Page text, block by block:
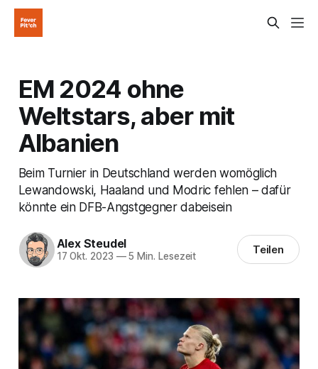
EM 2024 ohne
Weltstars, aber mit
Albanien
Beim Turnier in Deutschland werden womöglich
Lewandowski, Haaland und Modric fehlen – dafür
könnte ein DFB-Angstgegner dabeisein
Alex Steudel
17 Okt. 2023 —5 Min. Lesezeit Teilen